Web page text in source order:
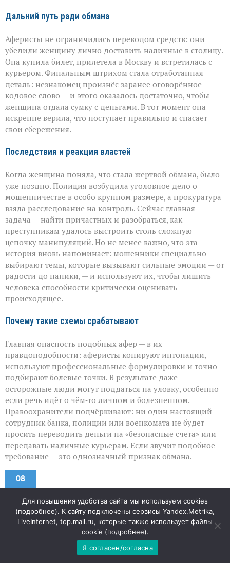
Дальний путь ради обмана
Аферисты не ограничились переводом средств: они
убедили женщину лично доставить наличные в столицу.
Она купила билет, прилетела в Москву и встретилась с
курьером. Финальным штрихом стала отработанная
деталь: незнакомец произнёс заранее оговорённое
кодовое слово — и этого оказалось достаточно, чтобы
женщина отдала сумку с деньгами. В тот момент она
искренне верила, что поступает правильно и спасает
свои сбережения.
Последствия и реакция властей
Когда женщина поняла, что стала жертвой обмана, было
уже поздно. Полиция возбудила уголовное дело о
мошенничестве в особо крупном размере, а прокуратура
взяла расследование на контроль. Сейчас главная
задача — найти причастных и разобраться, как
преступникам удалось выстроить столь сложную
цепочку манипуляций. Но не менее важно, что эта
история вновь напоминает: мошенники специально
выбирают темы, которые вызывают сильные эмоции — от
радости до паники, — и используют их, чтобы лишить
человека способности критически оценивать
происходящее.
Почему такие схемы срабатывают
Главная опасность подобных афер — в их
правдоподобности: аферисты копируют интонации,
используют профессиональные формулировки и точно
подбирают болевые точки. В результате даже
осторожные люди могут поддаться на уловку, особенно
если речь идёт о чём‑то личном и болезненном.
Правоохранители подчёркивают: ни один настоящий
сотрудник банка, полиции или военкомата не будет
просить переводить деньги на «безопасные счета» или
передавать наличные курьерам. Если звучит подобное
требование — это однозначный признак обмана.
08
АВГ
«Земля не должна
превращаться в свалку»: в
Для повышения удобства сайта мы используем cookies
(подробнее). К сайту подключены сервисы Yandex.Metrika,
LiveInternet, top.mail.ru, которые также использует файлы
cookie (подробнее).
Я согласен/согласна